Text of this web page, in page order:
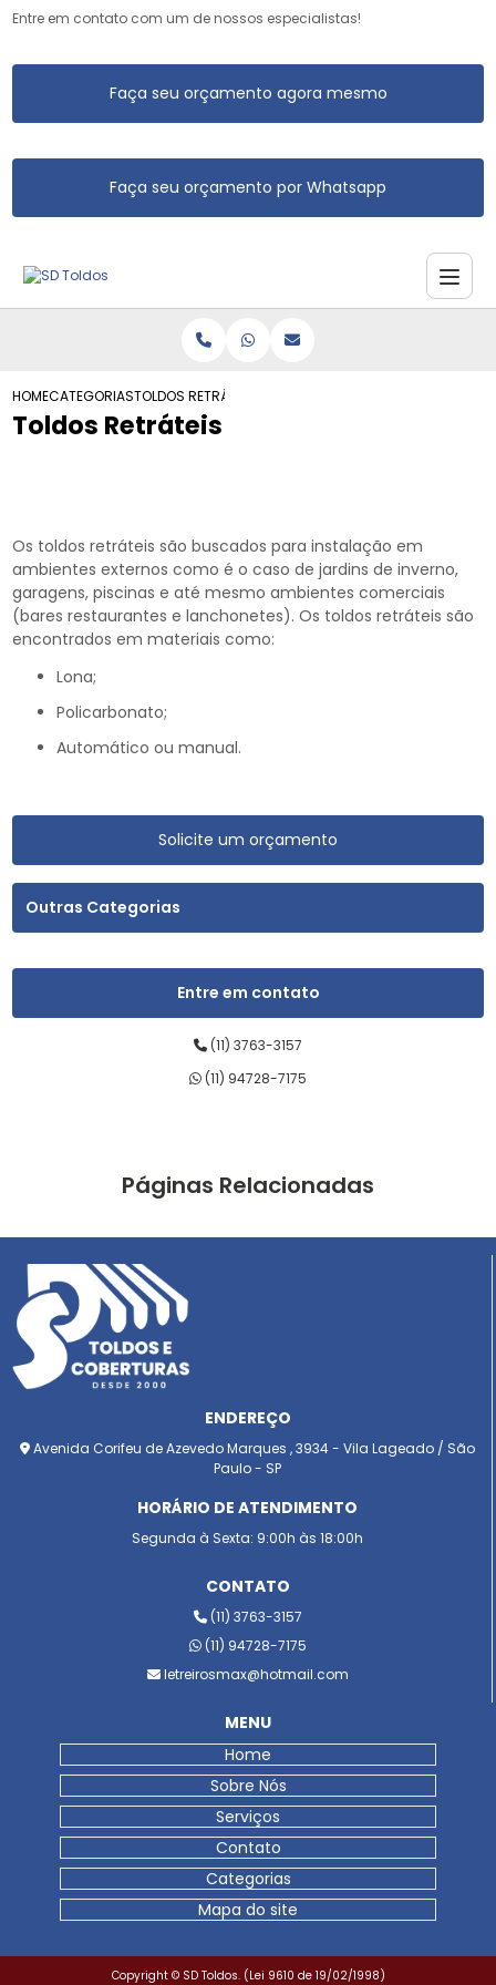
Entre em contato com um de nossos especialistas!
Faça seu orçamento agora mesmo
Faça seu orçamento por Whatsapp
HOMECATEGORIASTOLDOS RETRÁTEIS
Toldos Retráteis
Os toldos retráteis são buscados para instalação em
ambientes externos como é o caso de jardins de inverno,
garagens, piscinas e até mesmo ambientes comerciais
(bares restaurantes e lanchonetes). Os toldos retráteis são
encontrados em materiais como:
Lona;
Policarbonato;
Automático ou manual.
Solicite um orçamento
Outras Categorias
Entre em contato
(11) 3763-3157
(11) 94728-7175
Páginas Relacionadas
ENDEREÇO
Avenida Corifeu de Azevedo Marques , 3934 - Vila Lageado / São
Paulo - SP
HORÁRIO DE ATENDIMENTO
Segunda à Sexta: 9:00h às 18:00h
CONTATO
(11) 3763-3157
(11) 94728-7175
letreirosmax@hotmail.com
MENU
Home
Sobre Nós
Serviços
Contato
Categorias
Mapa do site
Copyright © SD Toldos. (Lei 9610 de 19/02/1998)